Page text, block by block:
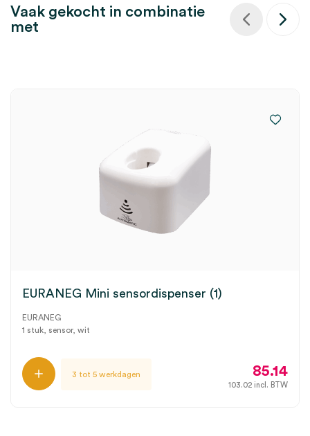
Vaak gekocht in combinatie
met
EURANEG Mini sensordispenser (1)
EURANEG
1 stuk, sensor, wit
3 tot 5 werkdagen 85.14
103.02 incl. BTW